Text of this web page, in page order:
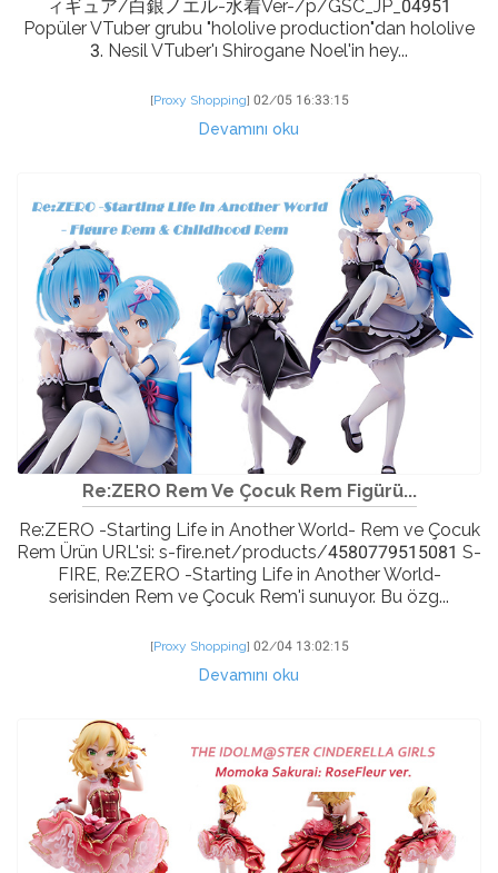
ィギュア/白銀ノエル-水着Ver-/p/GSC_JP_04951
Popüler VTuber grubu "hololive production"dan hololive
3. Nesil VTuber'ı Shirogane Noel'in hey...
[Proxy Shopping] 02/05 16:33:15
Devamını oku
Re:ZERO Rem Ve Çocuk Rem Figürü...
Re:ZERO -Starting Life in Another World- Rem ve Çocuk
Rem Ürün URL'si: s-fire.net/products/4580779515081 S-
FIRE, Re:ZERO -Starting Life in Another World-
serisinden Rem ve Çocuk Rem'i sunuyor. Bu özg...
[Proxy Shopping] 02/04 13:02:15
Devamını oku